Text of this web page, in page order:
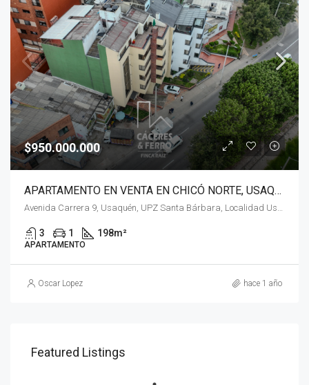
$950.000.000
APARTAMENTO EN VENTA EN CHICÓ NORTE, USAQUÉN, BOGOTÁ
3 1 198m²
APARTAMENTO
Oscar Lopez hace 1 año
Featured Listings